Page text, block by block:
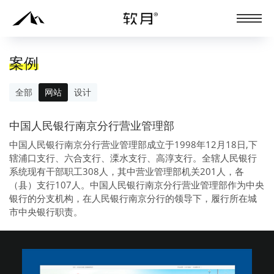
案例
全部 网站 设计
中国人民银行南京分行营业管理部
中国人民银行南京分行营业管理部成立于1998年12月18日,下
辖浦口支行、六合支行、溧水支行、高淳支行。全辖人民银行
系统现有干部职工308人，其中营业管理部机关201人，各
（县）支行107人。中国人民银行南京分行营业管理部作为中央
银行的分支机构，在人民银行南京分行的领导下，履行所在城
市中央银行职责。